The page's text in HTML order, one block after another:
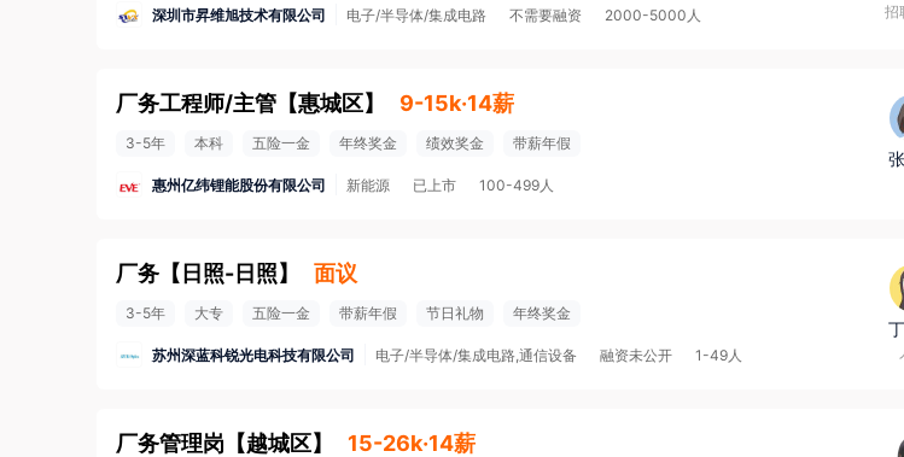
深圳市昇维旭技术有限公司 电子/半导体/集成电路 不需要融资 2000-5000人 招
厂务工程师/主管 【惠城区】 9-15k·14薪
3-5年 本科 五险一金 年终奖金 绩效奖金 带薪年假
惠州亿纬锂能股份有限公司 新能源 已上市 100-499人
厂务 【 日照-日照】 面议
3-5年 大专 五险一金 带薪年假 节日礼物 年终奖金
苏州深蓝科锐光电科技有限公司 电子/半导体/集成电路,通信设备 融资未公开 1-49人
厂务管理岗 【越城区】 15-26k·14薪